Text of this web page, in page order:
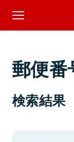
郵便番
検索結果